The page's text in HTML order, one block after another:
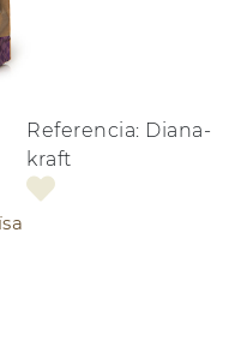
Referencia: Diana-
kraft